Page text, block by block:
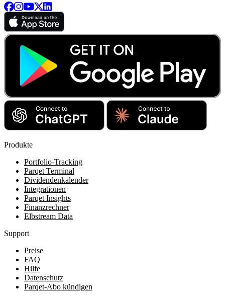
Produkte
Portfolio-Tracking
Parqet Terminal
Dividendenkalender
Integrationen
Parqet Insights
Finanzrechner
Elbstream Data
Support
Preise
FAQ
Hilfe
Datenschutz
Parqet-Abo kündigen